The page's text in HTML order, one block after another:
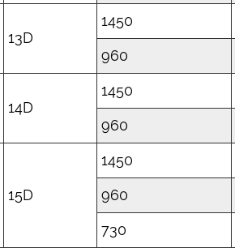
13D
1450
960
14D
1450
960
15D
1450
960
730